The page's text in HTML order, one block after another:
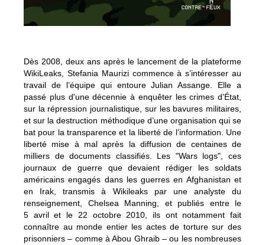
Dès 2008, deux ans après le lancement de la plateforme
WikiLeaks, Stefania Maurizi commence à s’intéresser au
travail de l’équipe qui entoure Julian Assange. Elle a
passé plus d'une décennie à enquêter les crimes d’État,
sur la répression journalistique, sur les bavures militaires,
et sur la destruction méthodique d’une organisation qui se
bat pour la transparence et la liberté de l’information. Une
liberté mise à mal après la diffusion de centaines de
milliers de documents classifiés. Les "Wars logs", ces
journaux de guerre que devaient rédiger les soldats
américains engagés dans les guerres en Afghanistan et
en Irak, transmis à Wikileaks par une analyste du
renseignement, Chelsea Manning, et publiés entre le
5 avril et le 22 octobre 2010, ils ont notamment fait
connaître au monde entier les actes de torture sur des
prisonniers – comme à Abou Ghraib – ou les nombreuses